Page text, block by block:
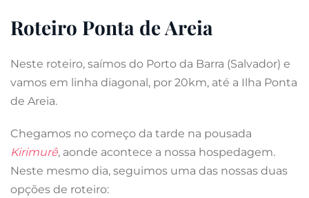
Roteiro Ponta de Areia
Neste roteiro, saímos do Porto da Barra (Salvador) e
vamos em linha diagonal, por 20km, até a Ilha Ponta
de Areia.
Chegamos no começo da tarde na pousada
Kirimurê, aonde acontece a nossa hospedagem.
Neste mesmo dia, seguimos uma das nossas duas
opções de roteiro: